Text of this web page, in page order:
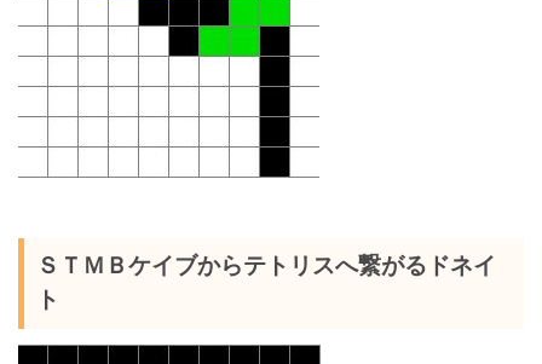
ＳＴＭＢケイブからテトリスへ繋がるドネイ
ト